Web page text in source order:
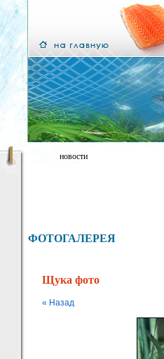
ФОТОГАЛЕРЕЯ
Щука фото
« Назад
новости